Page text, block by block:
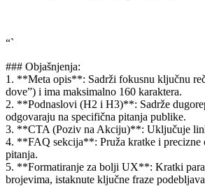
“`
### Objašnjenja:
1. **Meta opis**: Sadrži fokusnu ključnu
dove”) i ima maksimalno 160 karaktera.
2. **Podnaslovi (H2 i H3)**: Sadrže
odgovaraju na specifična pitanja publike.
3. **CTA (Poziv na Akciju)**: Uključuje
4. **FAQ sekcija**: Pruža kratke i precizne
pitanja.
5. **Formatiranje za bolji UX**: Kratki
brojevima, istaknute ključne fraze